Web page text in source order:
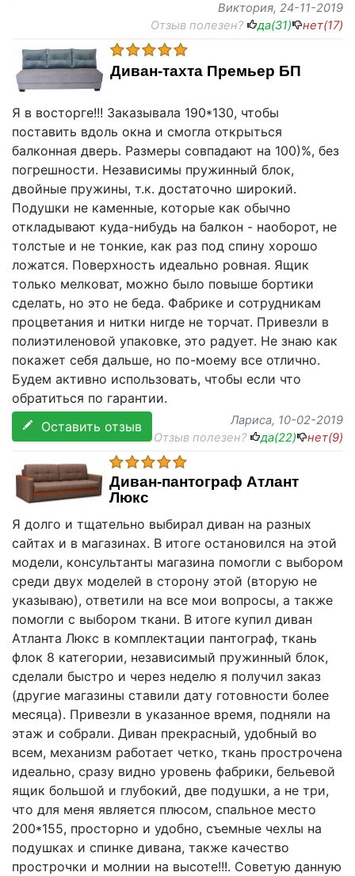
Виктория, 24-11-2019
Отзыв полезен?
да(31) нет(17)
Диван-тахта Премьер БП
Я в восторге!!! Заказывала 190*130, чтобы
поставить вдоль окна и смогла открыться
балконная дверь. Размеры совпадают на 100)%, без
погрешности. Независимы пружинный блок,
двойные пружины, т.к. достаточно широкий.
Подушки не каменные, которые как обычно
откладывают куда-нибудь на балкон - наоборот, не
толстые и не тонкие, как раз под спину хорошо
ложатся. Поверхность идеально ровная. Ящик
только мелковат, можно было повыше бортики
сделать, но это не беда. Фабрике и сотрудникам
процветания и нитки нигде не торчат. Привезли в
полиэтиленовой упаковке, это радует. Не знаю как
покажет себя дальше, но по-моему все отлично.
Будем активно использовать, чтобы если что
обратиться по гарантии.
Оставить отзыв
Лариса, 10-02-2019
Отзыв полезен?
да(22) нет(9)
Диван-пантограф Атлант
Люкс
Я долго и тщательно выбирал диван на разных
сайтах и в магазинах. В итоге остановился на этой
модели, консультанты магазина помогли с выбором
среди двух моделей в сторону этой (вторую не
указываю), ответили на все мои вопросы, а также
помогли с выбором ткани. В итоге купил диван
Атланта Люкс в комплектации пантограф, ткань
флок 8 категории, независимый пружинный блок,
сделали быстро и через неделю я получил заказ
(другие магазины ставили дату готовности более
месяца). Привезли в указанное время, подняли на
этаж и собрали. Диван прекрасный, удобный во
всем, механизм работает четко, ткань прострочена
идеально, сразу видно уровень фабрики, бельевой
ящик большой и глубокий, две подушки, а не три,
что для меня является плюсом, спальное место
200*155, просторно и удобно, съемные чехлы на
подушках и спинке дивана, также качество
прострочки и молнии на высоте!!!. Советую данную